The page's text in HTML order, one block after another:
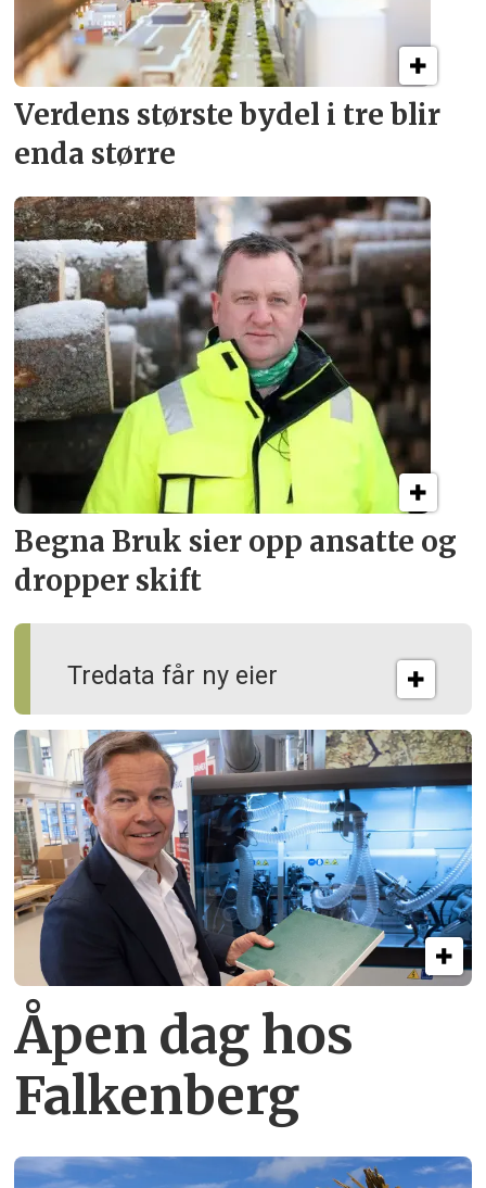
Verdens største bydel i tre blir
enda større
Tredata får ny eier
Begna Bruk sier opp ansatte og
dropper skift
Åpen dag hos
Falkenberg